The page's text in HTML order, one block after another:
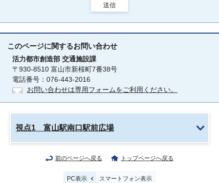
送信
このページに関するお問い合わせ
活力都市創造部 交通施設課
〒930-8510 富山市新桜町7番38号
電話番号：076-443-2016
お問い合わせは専用フォームをご利用ください。
視点1 富山駅南口駅前広場
前のページへ戻る トップページへ戻る
PC表示 スマートフォン表示